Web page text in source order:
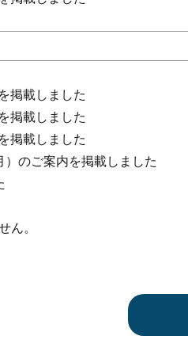
掲載しました
掲載しました
掲載しました
のご案内を掲載しました
ん。